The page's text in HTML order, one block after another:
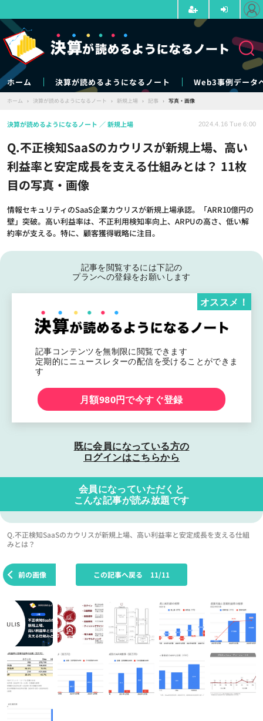
ホーム 決算が読めるようになるノート Web3事例データ
ホーム › 決算が読めるようになるノート › 新規上場 › 記事 › 写真・画像
Q.不正検知SaaSのカウリスが新規上場、高い
利益率と安定成長を支える仕組みとは？ 11枚
目の写真・画像
情報セキュリティのSaaS企業カウリスが新規上場承認。「ARR10億円の
壁」突破。高い利益率は、不正利用検知率向上、ARPUの高さ、低い解
約率が支える。特に、顧客獲得戦略に注目。
決算が読めるようになるノート 新規上場 2024.4.16 Tue 6:00
記事を閲覧するには下記の
プランへの登録をお願いします
記事コンテンツを無制限に閲覧できます
定期的にニュースレターの配信を受けることができま
す
オススメ！
月額980円で今すぐ登録
既に会員になっている方の
ログインはこちらから
会員になっていただくと
こんな記事が読み放題です
Q.不正検知SaaSのカウリスが新規上場、高い利益率と安定成長を支える仕組
みとは？
前の画像 この記事へ戻る 11/11